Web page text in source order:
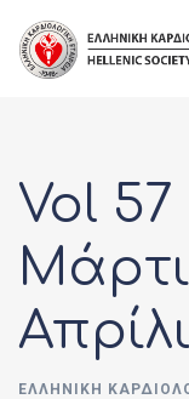
content
Vol 57
ΕΛΛΗΝΙΚΉ